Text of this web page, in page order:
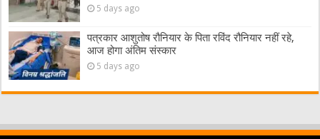
5 days ago
पत्रकार आशुतोष रौनियार के पिता रविंद रौनियार नहीं रहे,
आज होगा अंतिम संस्कार
5 days ago